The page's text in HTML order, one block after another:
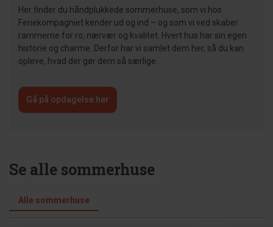
Her finder du håndplukkede sommerhuse, som vi hos
Feriekompagniet kender ud og ind – og som vi ved skaber
rammerne for ro, nærvær og kvalitet. Hvert hus har sin egen
historie og charme. Derfor har vi samlet dem her, så du kan
opleve, hvad der gør dem så særlige.
Gå på opdagelse her
Se alle sommerhuse
Alle sommerhuse